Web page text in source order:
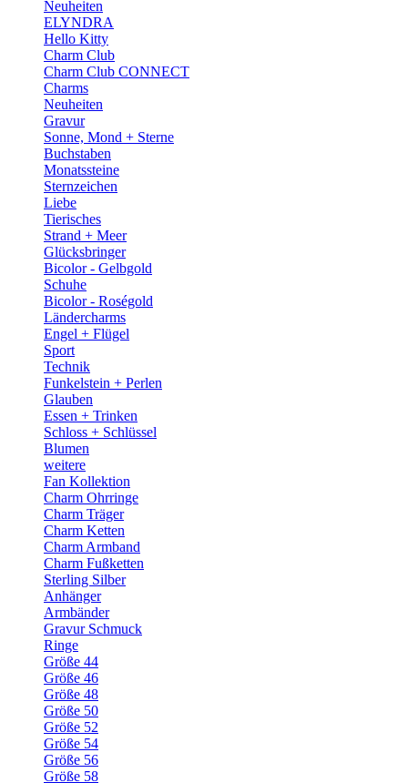
Neuheiten
ELYNDRA
Hello Kitty
Charm Club
Charm Club CONNECT
Charms
Neuheiten
Gravur
Sonne, Mond + Sterne
Buchstaben
Monatssteine
Sternzeichen
Liebe
Tierisches
Strand + Meer
Glücksbringer
Bicolor - Gelbgold
Schuhe
Bicolor - Roségold
Ländercharms
Engel + Flügel
Sport
Technik
Funkelstein + Perlen
Glauben
Essen + Trinken
Schloss + Schlüssel
Blumen
weitere
Fan Kollektion
Charm Ohrringe
Charm Träger
Charm Ketten
Charm Armband
Charm Fußketten
Sterling Silber
Anhänger
Armbänder
Gravur Schmuck
Ringe
Größe 44
Größe 46
Größe 48
Größe 50
Größe 52
Größe 54
Größe 56
Größe 58